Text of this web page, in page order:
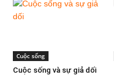
Cuộc sống
Cuộc sống và sự giả dối